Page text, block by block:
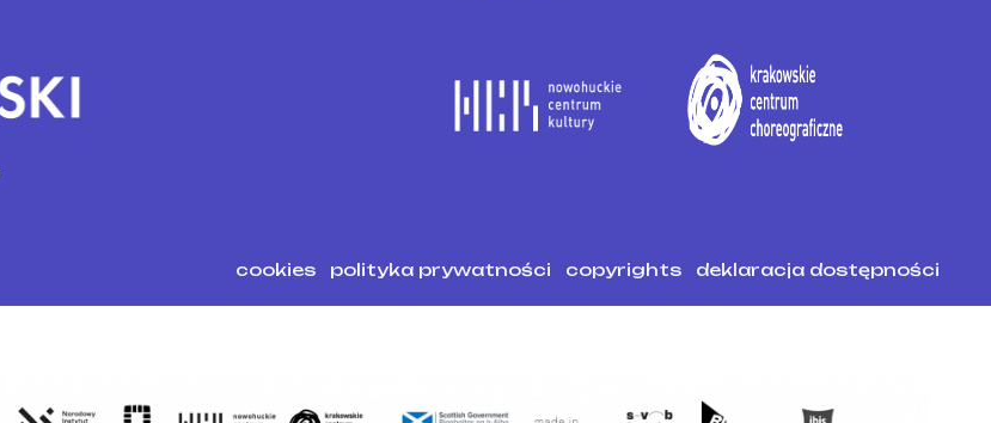
cookies polityka prywatności copyrights deklaracja dostępności